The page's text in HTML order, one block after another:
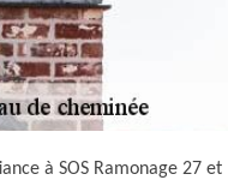
à SOS Ramonage 27 et